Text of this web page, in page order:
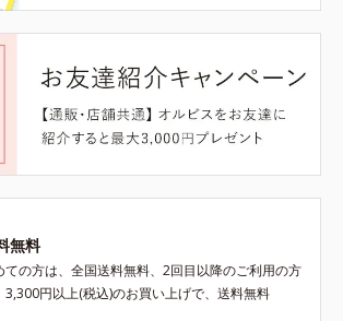
無料
ての方は、全国送料無料、2回目以降のご利用の方
3,300円以上(税込)のお買い上げで、送料無料